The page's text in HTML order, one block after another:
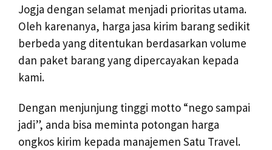
Jogja dengan selamat menjadi prioritas utama.
Oleh karenanya, harga jasa kirim barang sedikit
berbeda yang ditentukan berdasarkan volume
dan paket barang yang dipercayakan kepada
kami.
Dengan menjunjung tinggi motto “nego sampai
jadi”, anda bisa meminta potongan harga
ongkos kirim kepada manajemen Satu Travel.